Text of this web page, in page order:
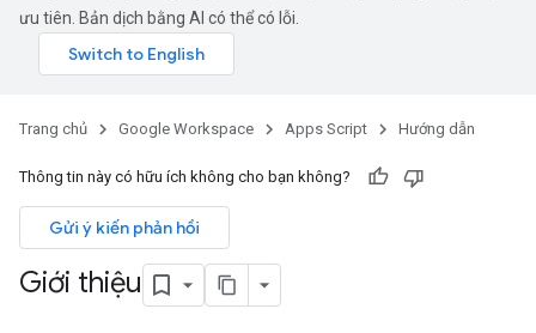
ưu tiên. Bản dịch bằng AI có thể có lỗi.
Trang chủ Google Workspace Apps Script Hướng dẫn
Thông tin này có hữu ích không cho bạn không?
Gửi ý kiến phản hồi
Giới thiệu